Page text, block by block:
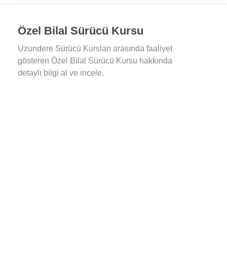
Özel Bilal Sürücü Kursu
Uzundere Sürücü Kursları arasında faaliyet
gösteren Özel Bilal Sürücü Kursu hakkında
detaylı bilgi al ve incele.